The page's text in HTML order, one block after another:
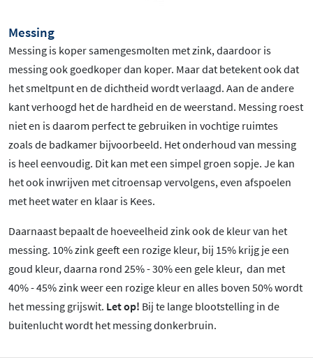
Messing
Messing is koper samengesmolten met zink, daardoor is
messing ook goedkoper dan koper. Maar dat betekent ook dat
het smeltpunt en de dichtheid wordt verlaagd. Aan de andere
kant verhoogd het de hardheid en de weerstand. Messing roest
niet en is daarom perfect te gebruiken in vochtige ruimtes
zoals de badkamer bijvoorbeeld. Het onderhoud van messing
is heel eenvoudig. Dit kan met een simpel groen sopje. Je kan
het ook inwrijven met citroensap vervolgens, even afspoelen
met heet water en klaar is Kees.
Daarnaast bepaalt de hoeveelheid zink ook de kleur van het
messing. 10% zink geeft een rozige kleur, bij 15% krijg je een
goud kleur, daarna rond 25% - 30% een gele kleur, dan met
40% - 45% zink weer een rozige kleur en alles boven 50% wordt
het messing grijswit. Let op! Bij te lange blootstelling in de
buitenlucht wordt het messing donkerbruin.